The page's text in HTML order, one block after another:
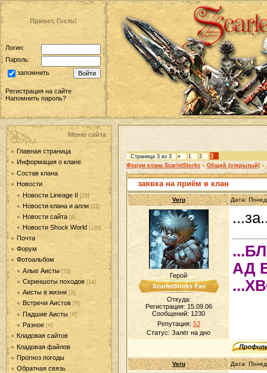
Привет, Гость!
Логин:
Пароль:
запомнить
Регистрация на сайте
Напомнить пароль?
Меню сайта
Главная страница
Информация о клане
Состав клана
Новости
Новости Lineage II [25]
Новости клана и алли [22]
Новости сайта [8]
Новости Shock World [130]
Почта
Форум
Фотоальбом
Алые Аисты [33]
Скриншоты походов [14]
Аисты в жизни [Х]
Встречи Аистов [Х]
Падшие Аисты [Х]
Разное [Х]
Кладовая сайтов
Кладовая файлов
Прогноз погоды
Обратная связь
Страница 3 из 3 « 1 2 3
Форум клана ScarletStorks » Общий (открытый) »
заявка на приём в клан
Veru Дата:
Герой
Откуда:
Регистрация: 15.09.06
Сообщений: 1230
Репутация: 53
Статус: Залёг на дно
АД
Veru Дата: